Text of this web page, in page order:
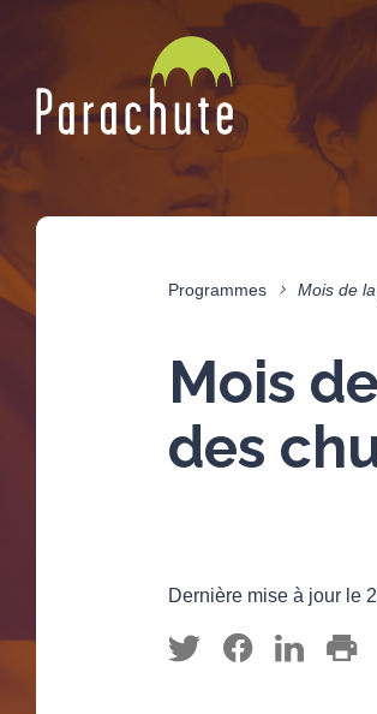
Programmes Mois de
Mois
des
Dernière mise à jour le